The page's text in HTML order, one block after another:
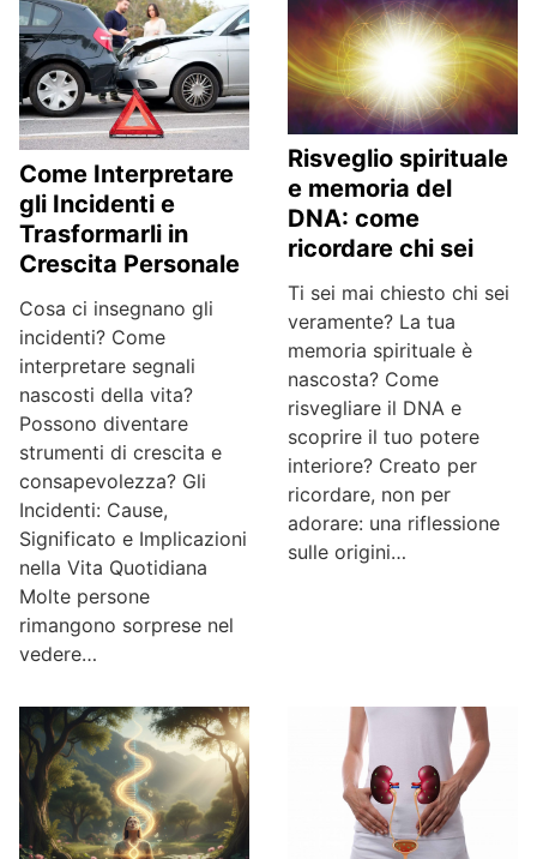
Come Interpretare
gli Incidenti e
Trasformarli in
Crescita Personale
Cosa ci insegnano gli
incidenti? Come
interpretare segnali
nascosti della vita?
Possono diventare
strumenti di crescita e
consapevolezza? Gli
Incidenti: Cause,
Significato e Implicazioni
nella Vita Quotidiana
Molte persone
rimangono sorprese nel
vedere…
Risveglio spirituale
e memoria del
DNA: come
ricordare chi sei
Ti sei mai chiesto chi sei
veramente? La tua
memoria spirituale è
nascosta? Come
risvegliare il DNA e
scoprire il tuo potere
interiore? Creato per
ricordare, non per
adorare: una riflessione
sulle origini…